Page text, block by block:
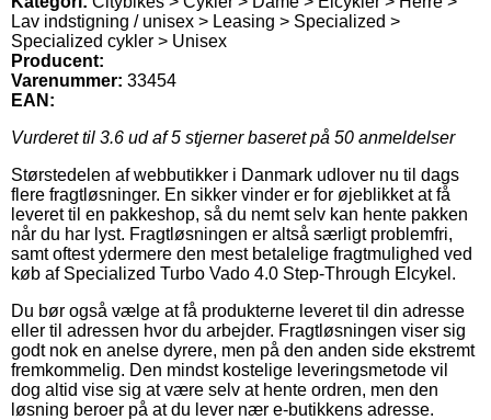
Lav indstigning / unisex > Leasing > Specialized >
Specialized cykler > Unisex
Producent:
Varenummer: 33454
EAN:
Vurderet til 3.6 ud af 5 stjerner baseret på 50 anmeldelser
Størstedelen af webbutikker i Danmark udlover nu til dags
flere fragtløsninger. En sikker vinder er for øjeblikket at få
leveret til en pakkeshop, så du nemt selv kan hente pakken
når du har lyst. Fragtløsningen er altså særligt problemfri,
samt oftest ydermere den mest betalelige fragtmulighed ved
køb af Specialized Turbo Vado 4.0 Step-Through Elcykel.
Du bør også vælge at få produkterne leveret til din adresse
eller til adressen hvor du arbejder. Fragtløsningen viser sig
godt nok en anelse dyrere, men på den anden side ekstremt
fremkommelig. Den mindst kostelige leveringsmetode vil
dog altid vise sig at være selv at hente ordren, men den
løsning beroer på at du lever nær e-butikkens adresse.